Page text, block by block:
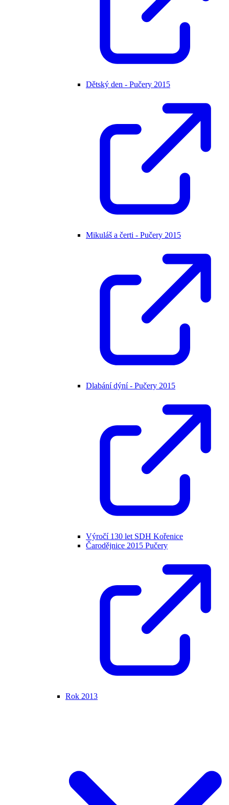
Dětský den - Pučery 2015
Mikuláš a čerti - Pučery 2015
Dlabání dýní - Pučery 2015
Výročí 130 let SDH Kořenice
Čarodějnice 2015 Pučery
Rok 2013